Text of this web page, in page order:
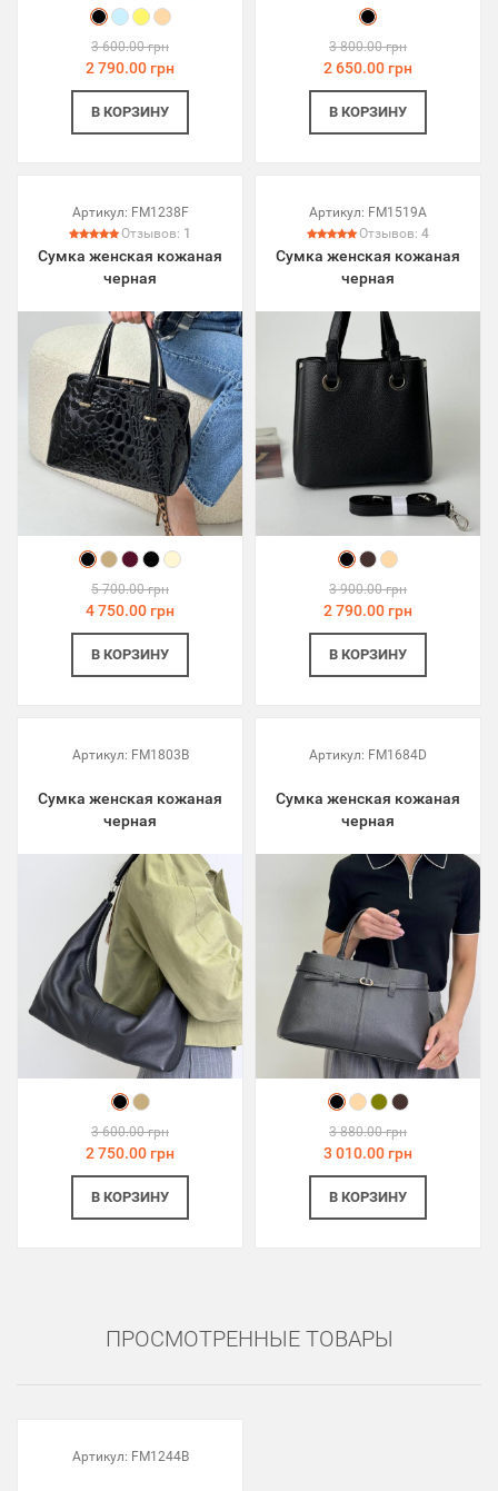
3 600.00 грн
2 790.00 грн
В КОРЗИНУ
3 800.00 грн
2 650.00 грн
В КОРЗИНУ
Артикул: FM1238F
Отзывов: 1
Сумка женская кожаная
черная
5 700.00 грн
4 750.00 грн
В КОРЗИНУ
Артикул: FM1519A
Отзывов: 4
Сумка женская кожаная
черная
3 900.00 грн
2 790.00 грн
В КОРЗИНУ
Артикул: FM1803B
Сумка женская кожаная
черная
3 600.00 грн
2 750.00 грн
В КОРЗИНУ
Артикул: FM1684D
Сумка женская кожаная
черная
3 880.00 грн
3 010.00 грн
В КОРЗИНУ
ПРОСМОТРЕННЫЕ ТОВАРЫ
Артикул: FM1244B